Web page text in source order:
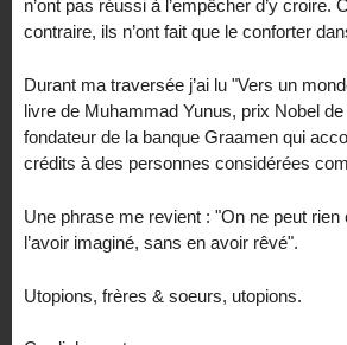
n’ont pas réussi à l’empêcher d’y croire.
contraire, ils n’ont fait que le conforter
Durant ma traversée j’ai lu "Vers un
livre de Muhammad Yunus, prix Nobel
fondateur de la banque Graamen qui
crédits à des personnes considérées
Une phrase me revient : "On ne peut rien
l’avoir imaginé, sans en avoir rêvé".
Utopions, frères & soeurs, utopions.